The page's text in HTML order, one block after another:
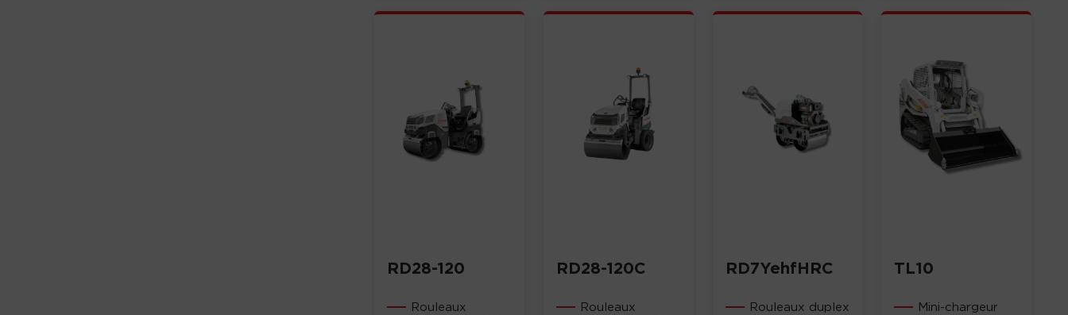
RD28-120
Rouleaux
RD28-120C
Rouleaux
RD7YehfHRC
Rouleaux duplex
TL10
Mini-chargeur